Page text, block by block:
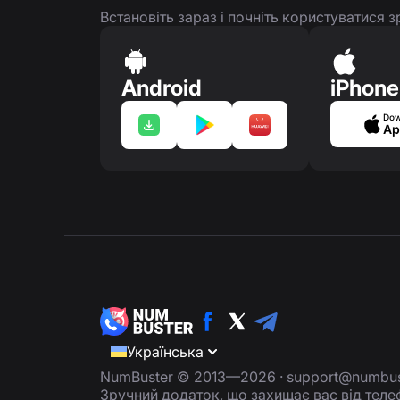
Встановіть зараз і почніть
Android iPhone
Українська
NumBuster © 2013—2026 ·
Зручний додаток, що захищає вас від